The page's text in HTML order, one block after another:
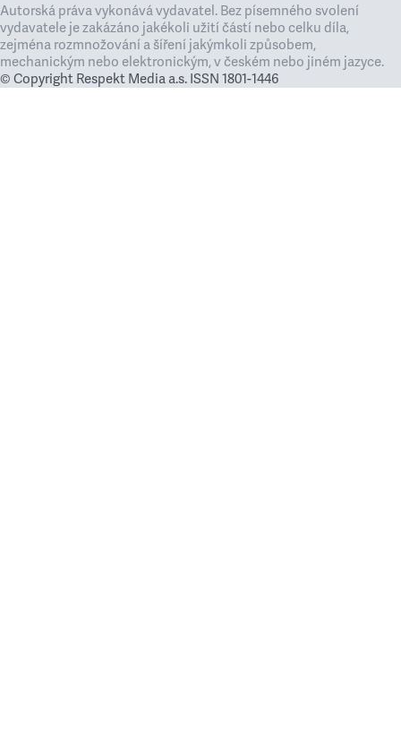
Autorská práva vykonává vydavatel. Bez písemného svolení
vydavatele je zakázáno jakékoli užití částí nebo celku díla,
zejména rozmnožování a šíření jakýmkoli způsobem,
mechanickým nebo elektronickým, v českém nebo jiném jazyce.
© Copyright Respekt Media a.s. ISSN 1801-1446